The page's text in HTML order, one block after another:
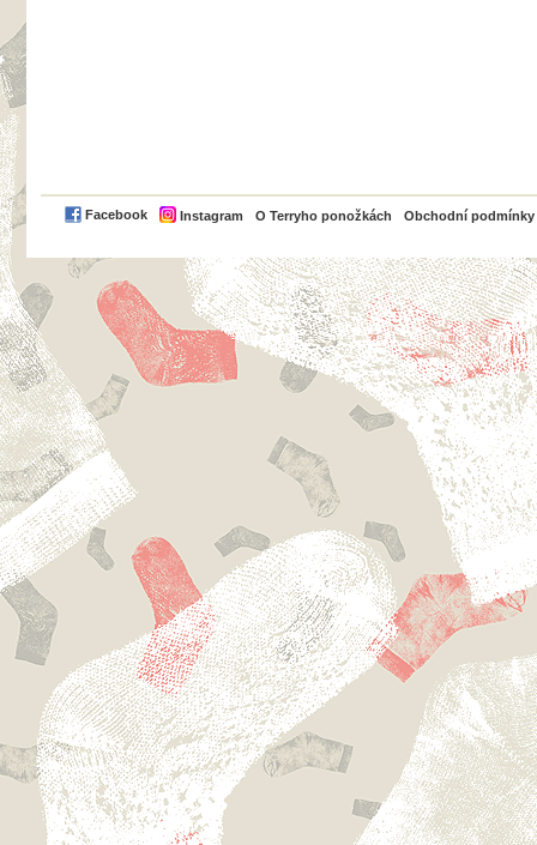
Facebook Instagram O Terryho ponožkách Obchodní podmínky
PayPal